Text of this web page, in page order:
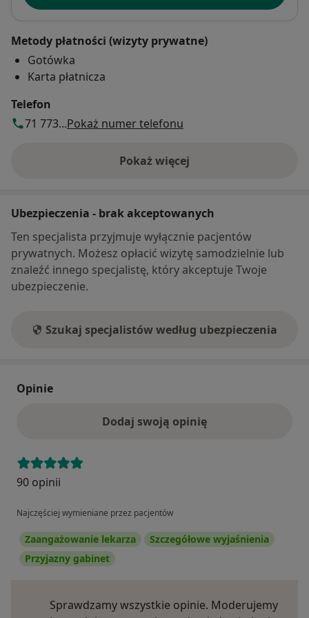
Metody płatności (wizyty prywatne)
Gotówka
Karta płatnicza
Telefon
71 773...Pokaż numer telefonu
Pokaż więcej
o adresie
Ubezpieczenia - brak akceptowanych
Ten specjalista przyjmuje wyłącznie pacjentów
prywatnych. Możesz opłacić wizytę samodzielnie lub
znaleźć innego specjalistę, który akceptuje Twoje
ubezpieczenie.
Szukaj specjalistów według ubezpieczenia
Opinie
Dodaj swoją opinię
90 opinii
Najczęściej wymieniane przez pacjentów
Zaangażowanie lekarza
Szczegółowe wyjaśnienia
Przyjazny gabinet
Sprawdzamy wszystkie opinie. Moderujemy